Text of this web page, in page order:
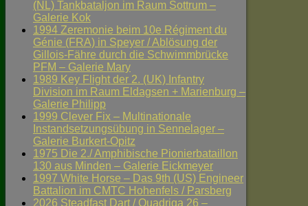
(NL) Tankbataljon im Raum Sottrum –
Galerie Kok
1994 Zeremonie beim 10e Régiment du
Génie (FRA) in Speyer / Ablösung der
Gillois-Fähre durch die Schwimmbrücke
PFM – Galerie Mary
1989 Key Flight der 2. (UK) Infantry
Division im Raum Eldagsen + Marienburg –
Galerie Philipp
1999 Clever Fix – Multinationale
Instandsetzungsübung in Sennelager –
Galerie Burkert-Opitz
1975 Die 2./ Amphibische Pionierbataillon
130 aus Minden – Galerie Eickmeyer
1997 White Horse – Das 9th (US) Engineer
Battalion im CMTC Hohenfels / Parsberg
2026 Steadfast Dart / Quadriga 26 –